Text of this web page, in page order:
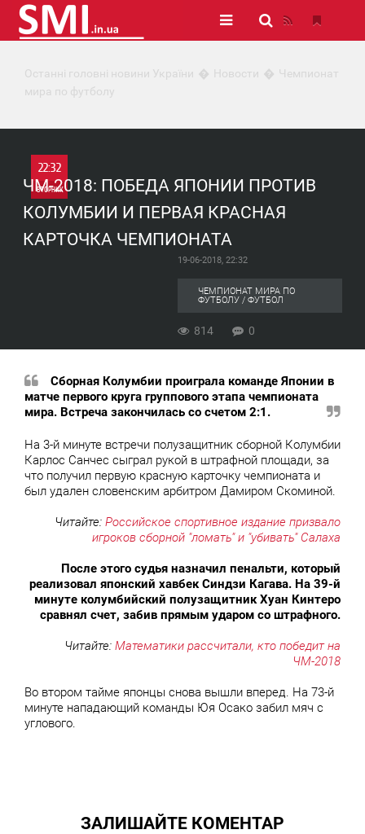
Останні головні новини України Новости
Чемпионат
мира по футболу
22:32
ВТОРНИК
ЧМ-2018: ПОБЕДА ЯПОНИИ ПРОТИВ
КОЛУМБИИ И ПЕРВАЯ КРАСНАЯ
КАРТОЧКА ЧЕМПИОНАТА
19-06-2018, 22:32
ЧЕМПИОНАТ МИРА ПО
ФУТБОЛУ / ФУТБОЛ
814 0
Сборная Колумбии проиграла команде Японии в
матче первого круга группового этапа чемпионата
мира. Встреча закончилась со счетом 2:1.
На 3-й минуте встречи полузащитник сборной Колумбии
Карлос Санчес сыграл рукой в штрафной площади, за
что получил первую красную карточку чемпионата и
был удален словенским арбитром Дамиром Скоминой.
Читайте: Российское спортивное издание призвало
игроков сборной "ломать" и "убивать" Салаха
После этого судья назначил пенальти, который
реализовал японский хавбек Синдзи Кагава. На 39-й
минуте колумбийский полузащитник Хуан Кинтеро
сравнял счет, забив прямым ударом со штрафного.
Читайте: Математики рассчитали, кто победит на
ЧМ-2018
Во втором тайме японцы снова вышли вперед. На 73-й
минуте нападающий команды Юя Осако забил мяч с
углового.
ЗАЛИШАЙТЕ КОМЕНТАР